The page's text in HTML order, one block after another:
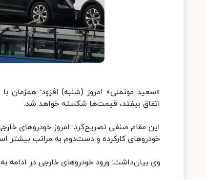
اتفاق بیفتد، قیمت‌ها شکسته خواهد شد.
این مقام صنفی تصریح‌کرد: امروز خودروهای
خودروهای کارکرده و دست‌دوم به مراتب بیشتر
وی بیان‌داشت: ورود خودروهای خارجی در ادامه